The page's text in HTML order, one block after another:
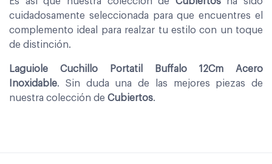
cuidadosamente seleccionada para que encuentres el
complemento ideal para realzar tu estilo con un toque
de distinción.
Laguiole Cuchillo Portatil Buffalo 12Cm Acero
Inoxidable. Sin duda una de las mejores piezas de
nuestra colección de Cubiertos.